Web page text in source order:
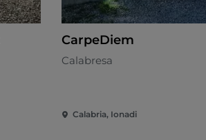
CarpeDiem
Calabresa
Calabria, Ionadi